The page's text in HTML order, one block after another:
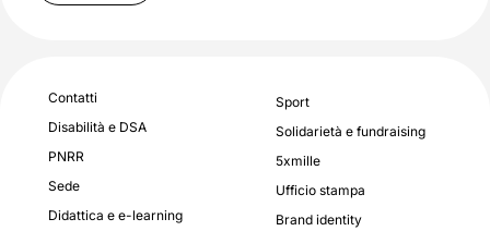
Contatti
Disabilità e DSA
PNRR
Sede
Didattica e e-learning
Sport
Solidarietà e fundraising
5xmille
Ufficio stampa
Brand identity